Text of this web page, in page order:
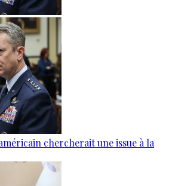
chercherait une issue à la